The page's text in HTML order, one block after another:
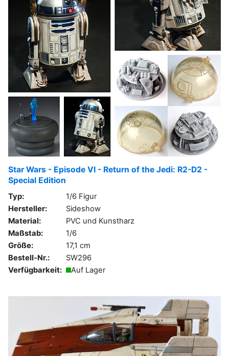
Star Wars - Episode VI - Return of the Jedi: R2-D2 -
Special Edition
Typ:
1/6 Figur
Hersteller:
Sideshow
Material:
PVC und Kunstharz
Maßstab:
1/6
Größe:
17,1 cm
Bestell-Nr.:
SW296
Verfügbarkeit:
Auf Lager